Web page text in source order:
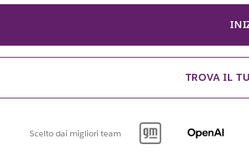
TROVA IL
Scelto dai migliori team